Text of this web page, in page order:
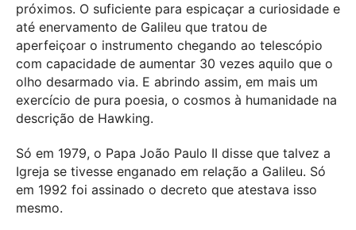
próximos. O suficiente para espicaçar a curiosidade e
até enervamento de Galileu que tratou de
aperfeiçoar o instrumento chegando ao telescópio
com capacidade de aumentar 30 vezes aquilo que o
olho desarmado via. E abrindo assim, em mais um
exercício de pura poesia, o cosmos à humanidade na
descrição de Hawking.
Só em 1979, o Papa João Paulo II disse que talvez a
Igreja se tivesse enganado em relação a Galileu. Só
em 1992 foi assinado o decreto que atestava isso
mesmo.